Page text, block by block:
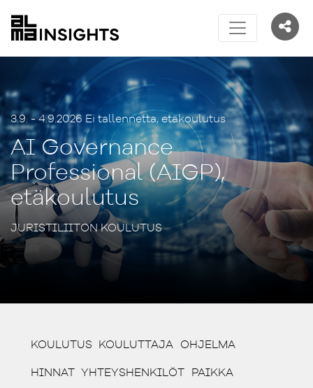
3.9. - 4.9.2026 Ei tallennetta, etäkoulutus
AI Governance
Professional (AIGP),
etäkoulutus
JURISTILIITON KOULUTUS
KOULUTUS(CURRENT)
KOULUTTAJA (CURRENT)
OHJELMA(CURRENT)
HINNAT (CURRENT)
YHTEYSHENKILÖT (CURRENT)
PAIKKA(CURRENT)